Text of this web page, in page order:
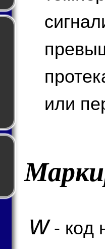
или
w- код